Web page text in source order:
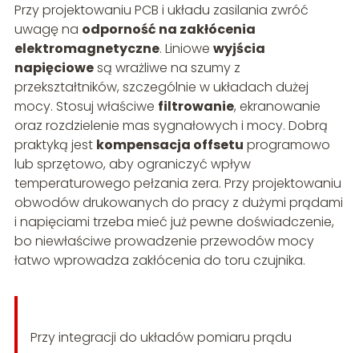
Przy projektowaniu PCB i układu zasilania zwróć
uwagę na odporność na zakłócenia
elektromagnetyczne. Liniowe wyjścia
napięciowesą wrażliwe na szumy z
przekształtników, szczególnie w układach dużej
mocy. Stosuj właściwe filtrowanie, ekranowanie
oraz rozdzielenie mas sygnałowych i mocy. Dobrą
praktyką jest kompensacja offsetu programowo
lub sprzętowo, aby ograniczyć wpływ
temperaturowego pełzania zera. Przy projektowaniu
obwodów drukowanych do pracy z dużymi prądami
i napięciami trzeba mieć już pewne doświadczenie,
bo niewłaściwe prowadzenie przewodów mocy
łatwo wprowadza zakłócenia do toru czujnika.
Przy integracji do układów pomiaru prądu